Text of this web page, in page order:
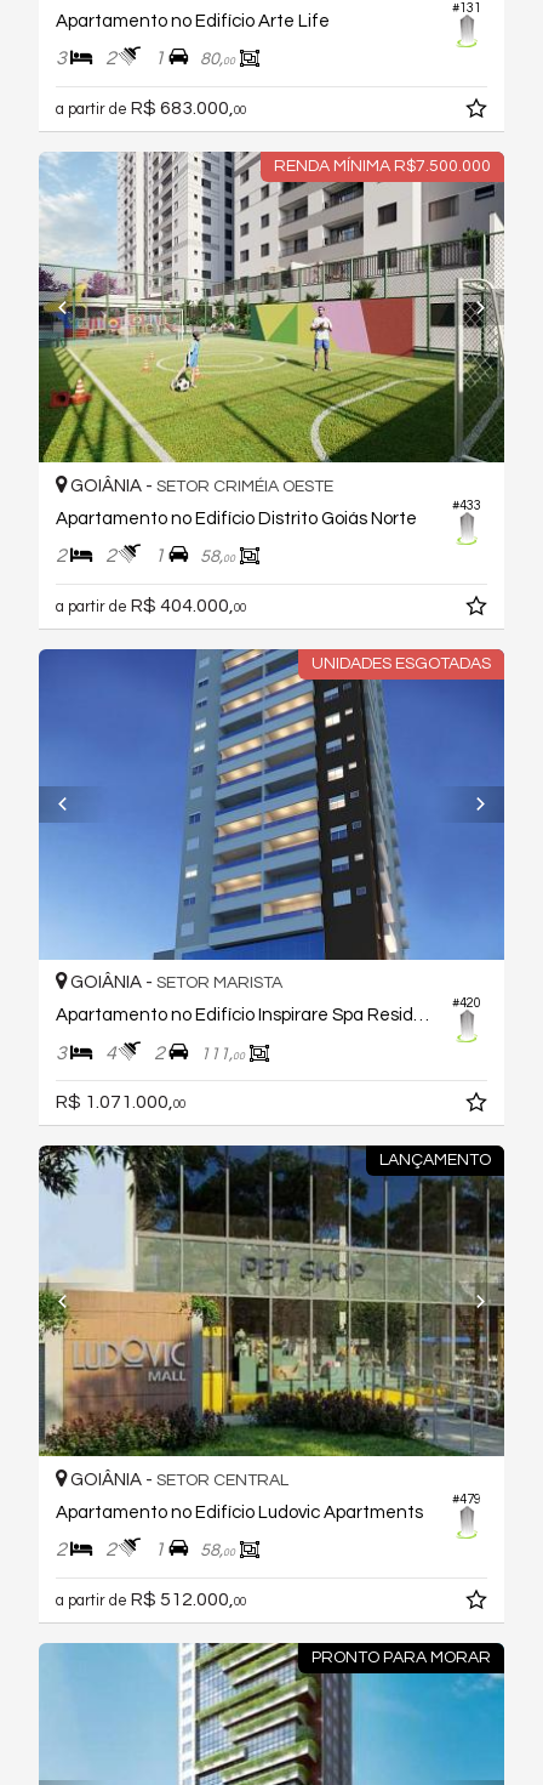
#131
Apartamento no Edifício Arte Life
3 2 1 80,00
a partir de R$ 683.000,00
RENDA MÍNIMA R$7.500.000
#433
GOIÂNIA - SETOR CRIMÉIA OESTE
Apartamento no Edifício Distrito Goiás Norte
2 2 1 58,00
a partir de R$ 404.000, 00
UNIDADES ESGOTADAS
#420
GOIÂNIA - SETOR MARISTA
Apartamento no Edifício Inspirare Spa Residence
3 4 2 111,00
R$ 1.071.000,00
LANÇAMENTO
#479
GOIÂNIA - SETOR CENTRAL
Apartamento no Edifício Ludovic Apartments
2 2 1 58,00
a partir de R$ 512.000, 00
PRONTO PARA MORAR